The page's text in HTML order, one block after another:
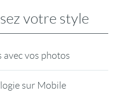
votre style
avec vos photos
sur Mobile